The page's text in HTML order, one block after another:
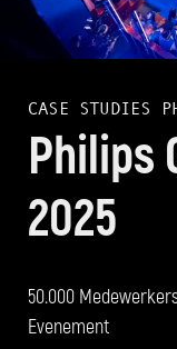
CASE STUDIES
Philips
2025
50.000
Evenement